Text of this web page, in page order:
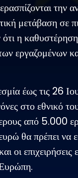
την
μετάβαση σε
ότι η
εργαζομένων
έως τις 26
στο εθνικό
από 5.000
θα πρέπει να
οι επιχειρήσεις